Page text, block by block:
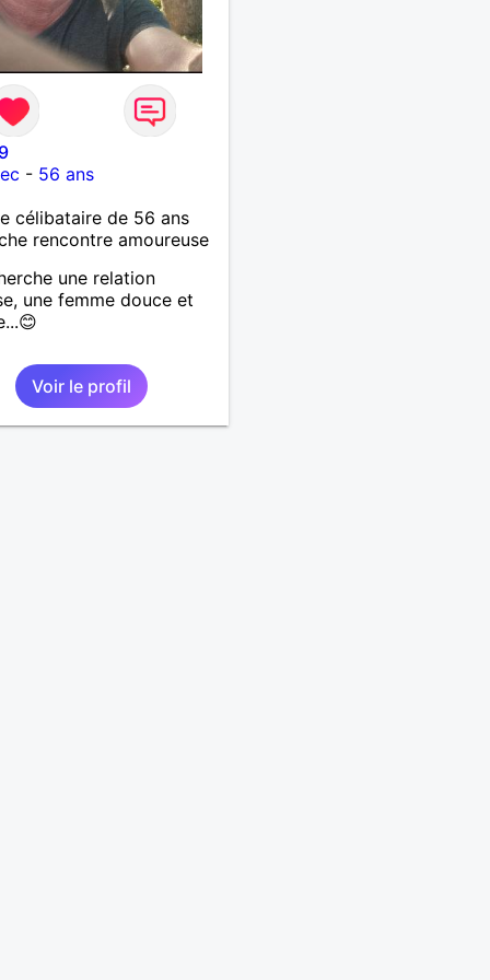
- 56 ans
célibataire de 56 ans
rencontre amoureuse
une relation
une femme douce et
Voir le profil